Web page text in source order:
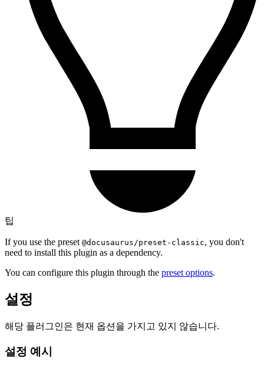
팁
If you use the preset @docusaurus/preset-classic, you don't
need to install this plugin as a dependency.
You can configure this plugin through the preset options.
설정
해당 플러그인은 현재 옵션을 가지고 있지 않습니다.
설정 예시